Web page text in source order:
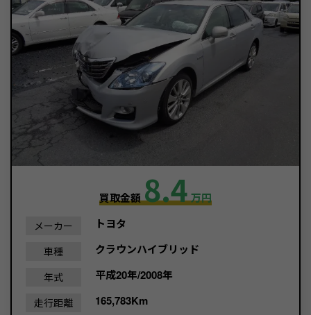
買取金額8.4万円
メーカー トヨタ
車種 クラウンハイブリッド
年式 平成20年/2008年
走行距離 165,783Km